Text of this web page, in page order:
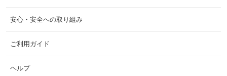
安心・安全への取り組み
ご利用ガイド
ヘルプ